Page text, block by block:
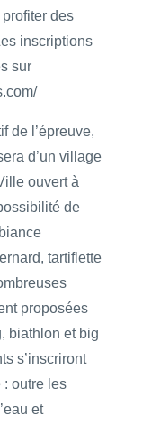
des
inscriptions
sur
de l’épreuve,
d’un village
ouvert à
de
tartiflette
proposées
biathlon et big
s’inscriront
: outre les
et